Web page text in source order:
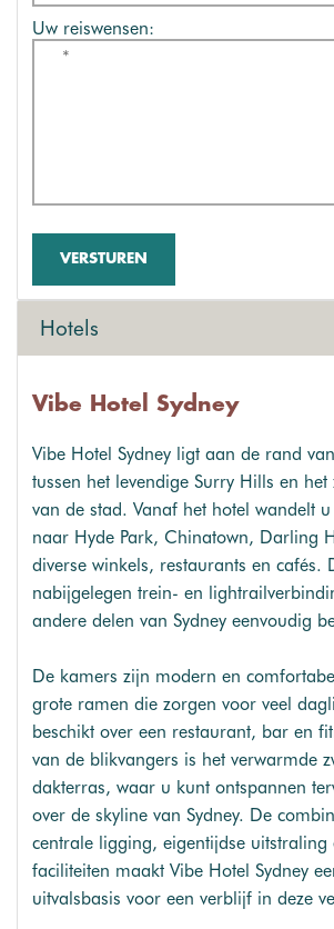
Uw reiswensen:
VERSTUREN
Hotels
Vibe Hotel Sydney
Vibe Hotel Sydney ligt aan de rand
tussen het levendige Surry Hills en
van de stad. Vanaf het hotel wandelt
naar Hyde Park, Chinatown, Darling
diverse winkels, restaurants en cafés.
nabijgelegen trein- en
andere delen van Sydney eenvoudig
De kamers zijn modern en
grote ramen die zorgen voor veel
beschikt over een restaurant, bar en
van de blikvangers is het verwarmde
dakterras, waar u kunt ontspannen
over de skyline van Sydney. De
centrale ligging, eigentijdse uitstraling
faciliteiten maakt Vibe Hotel Sydney
uitvalsbasis voor een verblijf in deze